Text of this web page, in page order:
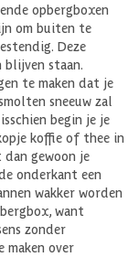
opbergboxen
om buiten te
Deze
blijven staan.
te maken dat je
sneeuw zal
begin je je
koffie of thee in
gewoon je
onderkant een
wakker worden
want
zonder
maken over